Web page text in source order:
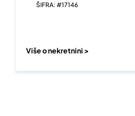
ŠIFRA: #17146
Više o nekretnini >